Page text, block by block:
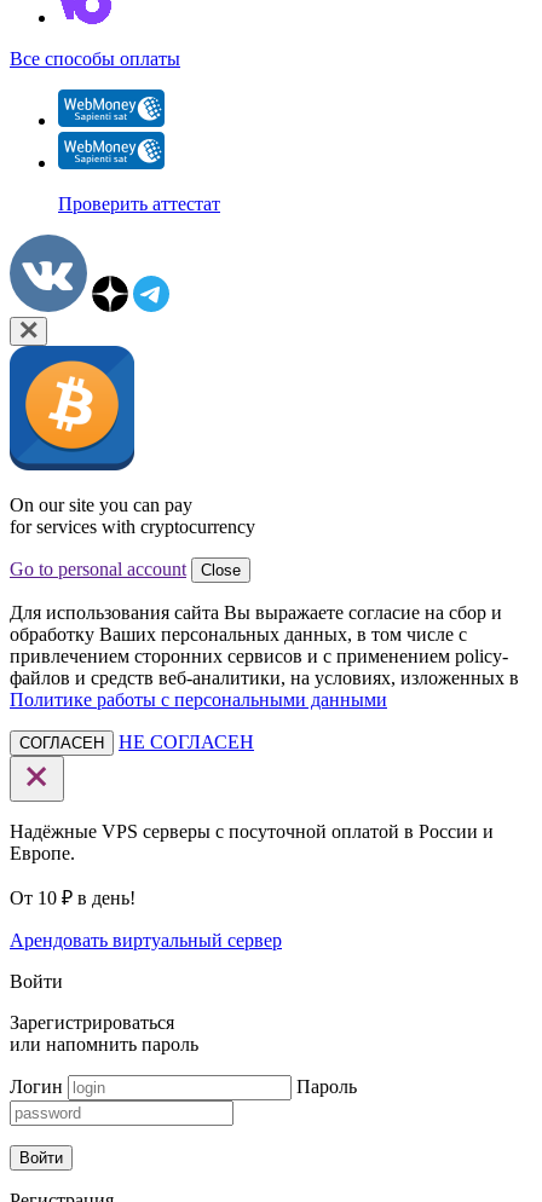
Все способы оплаты
Проверить аттестат
On our site you can pay
for services with cryptocurrency
Go to personal account Close
Для использования сайта Вы выражаете согласие на сбор и
обработку Ваших персональных данных, в том числе с
привлечением сторонних сервисов и с применением policy-
файлов и средств веб-аналитики, на условиях, изложенных в
Политике работы с персональными данными
СОГЛАСЕН НЕ СОГЛАСЕН
Надёжные VPS серверы с посуточной оплатой в России и
Европе.
От 10 ₽ в день!
Арендовать виртуальный сервер
Войти
Зарегистрироваться
или напомнить пароль
Логин Пароль
Войти